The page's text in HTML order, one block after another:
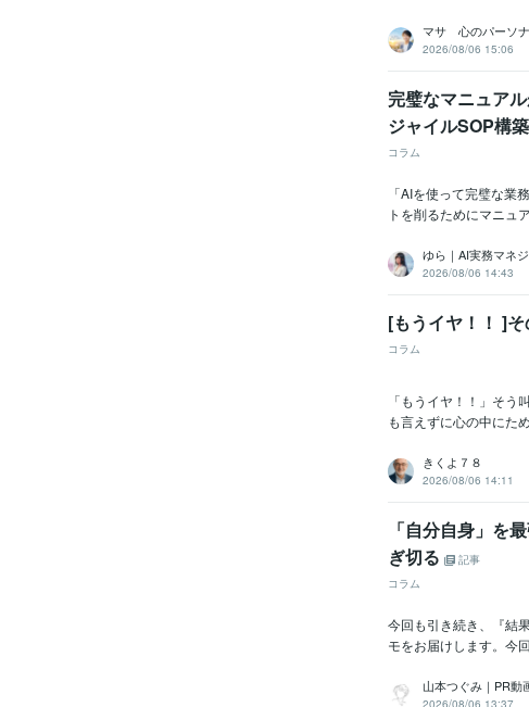
マサ 心のパーソ
2026/08/06 15:06
完璧なマニュア
ジャイルSOP構築
コラム
「AIを使って完璧な
トを削るためにマニュ
ゆら｜AI実務マネ
2026/08/06 14:43
[もうイヤ！！ ]
コラム
「もうイヤ！！」そ
も言えずに心の中にた
きくよ７８
2026/08/06 14:11
「自分自身」を
ぎ切る
記事
コラム
今回も引き続き、『結
モをお届けします。今
山本つぐみ｜PR動
2026/08/06 13:37